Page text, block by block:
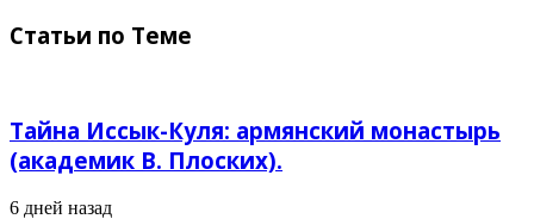
Статьи по Теме
Тайна Иссык-Куля: армянский монастырь
(академик В. Плоских).
6 дней назад